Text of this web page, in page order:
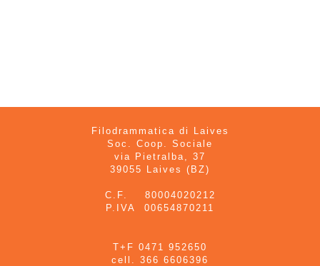
Filodrammatica di Laives
Soc. Coop. Sociale
via Pietralba, 37
39055 Laives (BZ)
C.F. 80004020212
P.IVA 00654870211
T+F 0471 952650
cell. 366 6606396